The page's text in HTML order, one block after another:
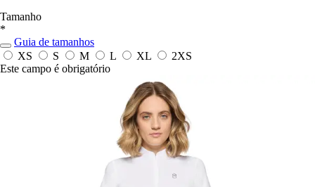
Tamanho
*
Guia de tamanhos
XS
S M L XL
2XS
Este campo é obrigatório